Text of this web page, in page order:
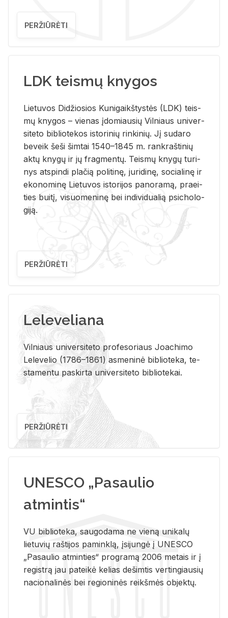
PERŽIŪRĖTI
LDK teismų knygos
Lie­tu­vos Di­džio­sios Ku­ni­gaikš­tys­tės (LDK) teis­
mų kny­gos – vie­nas įdo­miau­sių Vil­niaus uni­ver­
si­te­to bi­b­lio­te­kos is­to­ri­nių rin­ki­nių. Jį su­da­ro
be­veik šeši šim­tai 1540–1845 m. rank­raš­ti­nių
aktų kny­gų ir jų frag­men­tų. Teis­mų kny­gų tu­ri­
nys at­spin­di pla­čią po­li­ti­nę, ju­ri­di­nę, so­cia­li­nę ir
eko­no­mi­nę Lie­tu­vos is­to­ri­jos pa­no­ra­mą, pra­ei­
ties bui­tį, vi­suo­me­ni­nę bei in­di­vi­dua­lią psi­cho­lo­
gi­ją.
PERŽIŪRĖTI
Leleveliana
Vil­niaus uni­ver­si­te­to pro­fe­so­riaus Jo­a­chi­mo
Le­le­ve­lio (1786–1861) as­me­ni­nė bi­b­lio­te­ka, te­
sta­men­tu pa­skir­ta uni­ver­si­te­to bi­b­lio­te­kai.
PERŽIŪRĖTI
UNESCO „Pasaulio
atmintis“
VU biblioteka, saugodama ne vieną unikalų
lietuvių raštijos paminklą, įsijungė į UNESCO
„Pasaulio atminties“ programą 2006 metais ir į
registrą jau pateikė kelias dešimtis vertingiausių
nacionalinės bei regioninės reikšmės objektų.